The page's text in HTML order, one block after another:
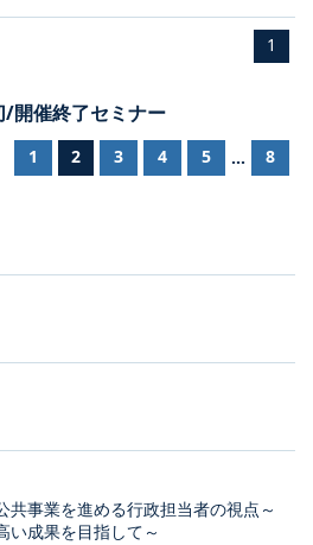
1
/開催終了セミナー
1 2 3 4 5 ... 8
共事業を進める行政担当者の視点～
い成果を目指して～